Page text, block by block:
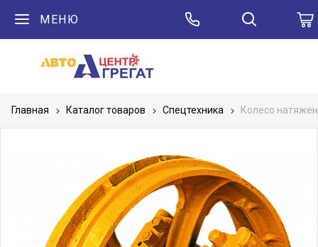
МЕНЮ
Главная Каталог товаров Спецтехника Колесо